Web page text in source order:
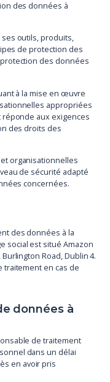
des données à
ses outils, produits,
de protection des
des données
à la mise en œuvre
appropriées
aux exigences
des droits des
organisationnelles
de sécurité adapté
concernées.
des données à la
social est situé Amazon
Road, Dublin 4.
traitement en cas de
données à
de traitement
dans un délai
en avoir pris